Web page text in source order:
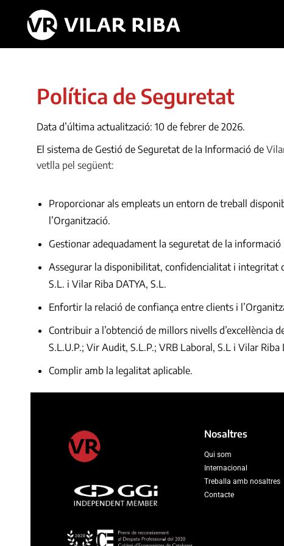
Política de Seguretat
Data d’última actualització: 10 de febrer de 2026.
El sistema de Gestió de Seguretat de la Informació de
vetlla pel següent:
Proporcionar als empleats un entorn de treball
l’Organització.
Gestionar adequadament la seguretat de la
Assegurar la disponibilitat, confidencialitat i integritat
S.L. i Vilar Riba DATYA, S.L.
Enfortir la relació de confiança entre clients i
Contribuir a l’obtenció de millors nivells
S.L.U.P.; Vir Audit, S.L.P.; VRB Laboral, S.L i Vilar Riba
Complir amb la legalitat aplicable.
Nosaltres
Qui som
Internacional
Treballa amb nosaltres
Contacte